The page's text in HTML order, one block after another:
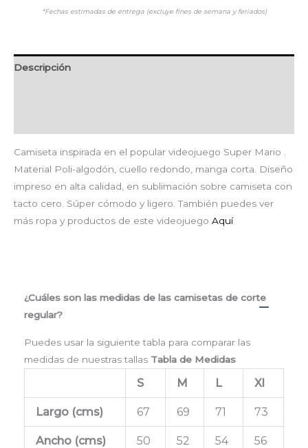
*Fechas estimadas de entrega (excluye fines de semana y feriados)
Descripción
Camiseta inspirada en el popular videojuego Super Mario .
Material Poli-algodón, cuello redondo, manga corta. Diseño
impreso en alta calidad, en sublimación sobre camiseta con
tacto cero. Súper cómodo y ligero. También puedes ver
más ropa y productos de este videojuego Aquí
¿Cuáles son las medidas de las camisetas de corte
regular?
Puedes usar la siguiente tabla para comparar las
medidas de nuestras tallas Tabla de Medidas
S M L Xl
Largo (cms) 67 69 71 73
Ancho (cms) 50 52 54 56